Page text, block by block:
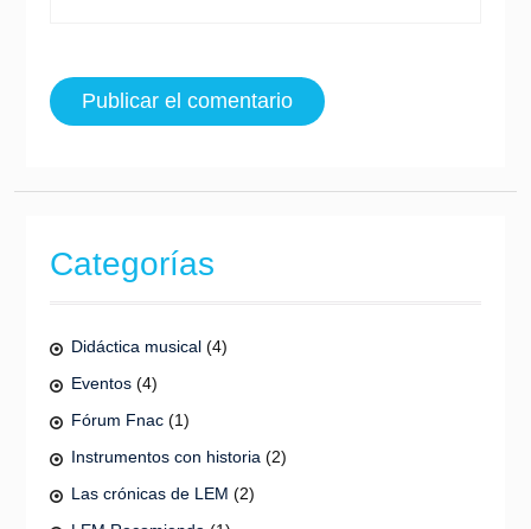
Categorías
Didáctica musical(4)
Eventos(4)
Fórum Fnac(1)
Instrumentos con historia (2)
Las crónicas de LEM (2)